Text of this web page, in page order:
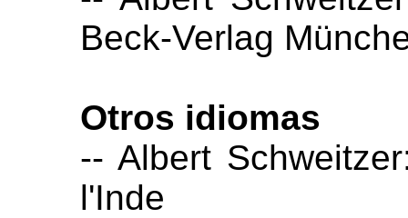
Beck-Verlag
Otros idiomas
-- Albert
l'Inde